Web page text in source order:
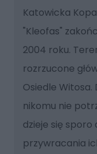
Katowicka
"Kleofas"
2004 roku.
rozrzucone
Osiedle Witosa.
nikomu nie
dzieje się
przywracania